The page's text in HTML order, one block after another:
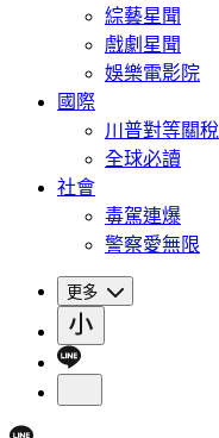
綜藝星聞
戲劇星聞
娛樂電影院
國際
川普對等關稅
全球必讀
社會
毒駕連爆
警察愛無限
更多